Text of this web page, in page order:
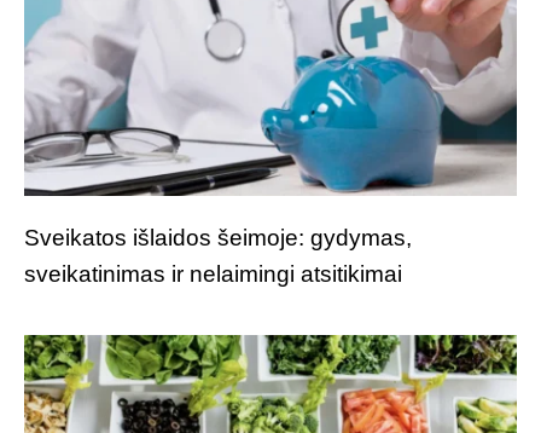
Sveikatos išlaidos šeimoje: gydymas,
sveikatinimas ir nelaimingi atsitikimai